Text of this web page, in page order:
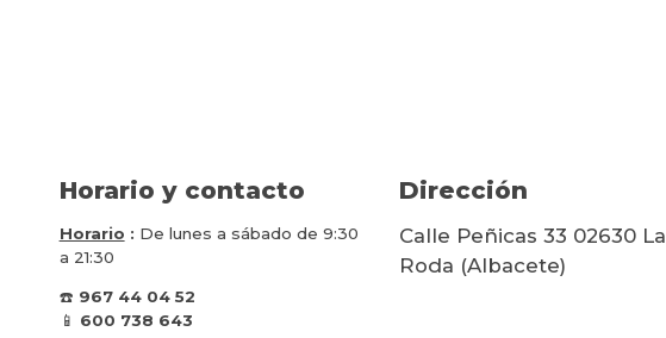
Horario y contacto
Horario : De lunes a sábado de 9:30
a 21:30
☎️ 967 44 04 52
📱 600 738 643
Dirección
Calle Peñicas 33 02630 La
Roda (Albacete)